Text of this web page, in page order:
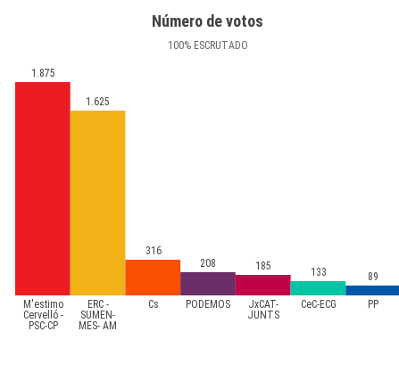
Número de votos
100%ESCRUTADO
M'estimo
Cervelló -
PSC-CP
ERC -
SUMEN-
MES- AM
Cs PODEMOS
JxCAT-
JUNTS
CeC-ECG PP
1.875
1.625
316
208
185 133 89